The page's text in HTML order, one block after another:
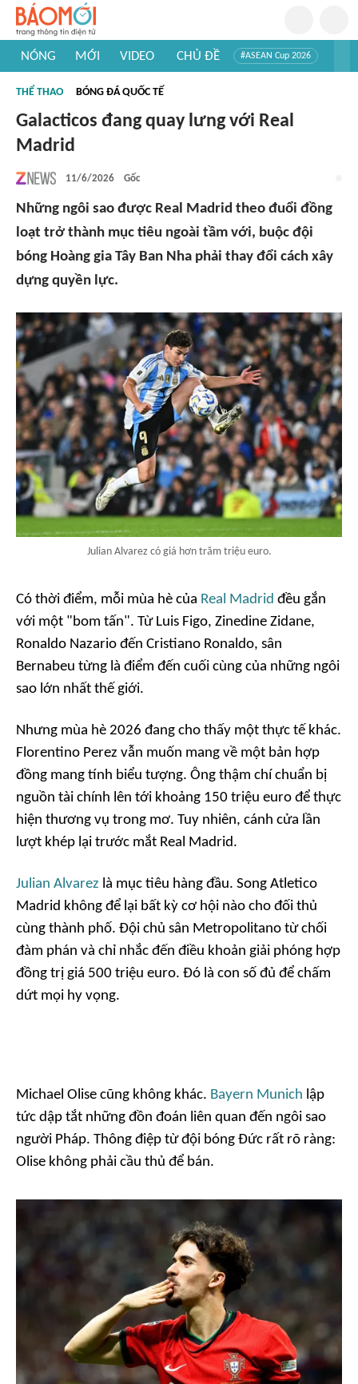
NÓNG MỚI VIDEO CHỦ ĐỀ #ASEAN Cup 2026
#Khám phá thế giới
THỂ THAO BÓNG ĐÁ QUỐC TẾ
Galacticos đang quay lưng với Real
Madrid
11/6/2026 Gốc
Những ngôi sao được Real Madrid theo đuổi đồng
loạt trở thành mục tiêu ngoài tầm với, buộc đội
bóng Hoàng gia Tây Ban Nha phải thay đổi cách xây
dựng quyền lực.
Julian Alvarez có giá hơn trăm triệu euro.
Có thời điểm, mỗi mùa hè của Real Madrid đều gắn
với một "bom tấn". Từ Luis Figo, Zinedine Zidane,
Ronaldo Nazario đến Cristiano Ronaldo, sân
Bernabeu từng là điểm đến cuối cùng của những ngôi
sao lớn nhất thế giới.
Nhưng mùa hè 2026 đang cho thấy một thực tế khác.
Florentino Perez vẫn muốn mang về một bản hợp
đồng mang tính biểu tượng. Ông thậm chí chuẩn bị
nguồn tài chính lên tới khoảng 150 triệu euro để thực
hiện thương vụ trong mơ. Tuy nhiên, cánh cửa lần
lượt khép lại trước mắt Real Madrid.
Julian Alvarez là mục tiêu hàng đầu. Song Atletico
Madrid không để lại bất kỳ cơ hội nào cho đối thủ
cùng thành phố. Đội chủ sân Metropolitano từ chối
đàm phán và chỉ nhắc đến điều khoản giải phóng hợp
đồng trị giá 500 triệu euro. Đó là con số đủ để chấm
dứt mọi hy vọng.
Michael Olise cũng không khác. Bayern Munich lập
tức dập tắt những đồn đoán liên quan đến ngôi sao
người Pháp. Thông điệp từ đội bóng Đức rất rõ ràng:
Olise không phải cầu thủ để bán.